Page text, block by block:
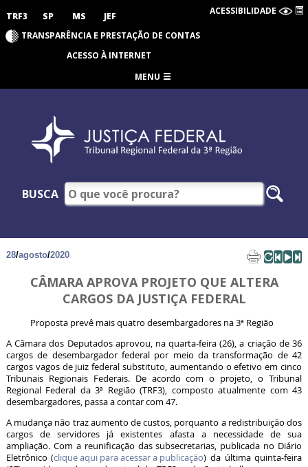
TRF3 SP MS JEF ACESSIBILIDADE
TRANSPARÊNCIA E PRESTAÇÃO DE CONTAS
ACESSO À INTERNET
MENU
BUSCA
28/agosto/2020
CÂMARA APROVA PROJETO QUE ALTERA
CARGOS DA JUSTIÇA FEDERAL
Proposta prevê mais quatro desembargadores na 3ª Região
A Câmara dos Deputados aprovou, na quarta-feira (26), a criação de 36
cargos de desembargador federal por meio da transformação de 42
cargos vagos de juiz federal substituto, aumentando o efetivo em cinco
Tribunais Regionais Federais. De acordo com o projeto, o Tribunal
Regional Federal da 3ª Região (TRF3), composto atualmente com 43
desembargadores, passa a contar com 47.
A mudança não traz aumento de custos, porquanto a redistribuição dos
cargos de servidores já existentes afasta a necessidade de sua
ampliação. Com a reunificação das subsecretarias, publicada no Diário
Eletrônico (clique aqui para acessar a publicação) da última quinta-feira